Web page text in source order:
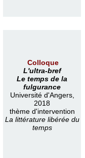
Colloque
L'ultra-bref
Le temps de la
fulgurance
Université d'Angers,
2018
thème d'intervention
La littérature libérée du
temps